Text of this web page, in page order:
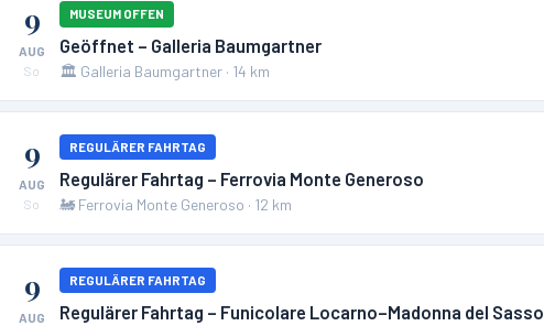
9
AUG
So
MUSEUM OFFEN
Geöffnet – Galleria Baumgartner
🏛️ Galleria Baumgartner · 14 km
9
AUG
So
REGULÄRER FAHRTAG
Regulärer Fahrtag – Ferrovia Monte Generoso
🚂 Ferrovia Monte Generoso · 12 km
9
AUG
REGULÄRER FAHRTAG
Regulärer Fahrtag – Funicolare Locarno–Madonna del Sasso